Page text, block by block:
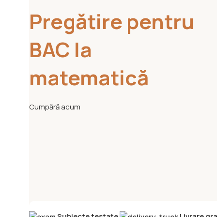
Pregătire pentru
BAC la
matematică
Cumpără acum